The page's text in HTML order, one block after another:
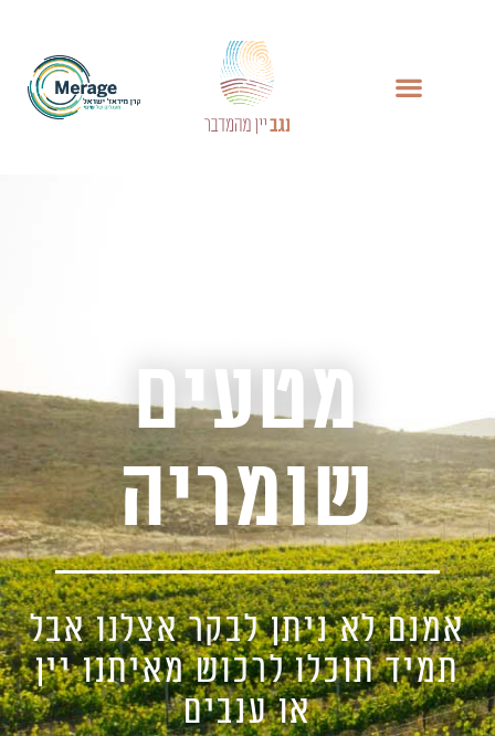
מטעים
שומריה
אמנם לא ניתן לבקר אצלנו אבל
תמיד תוכלו לרכוש מאיתנו יין
או ענבים